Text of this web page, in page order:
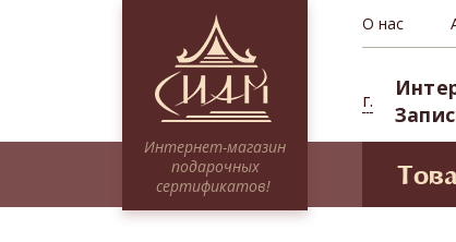
Интернет-магазин
подарочных
сертификатов!
О нас
г.